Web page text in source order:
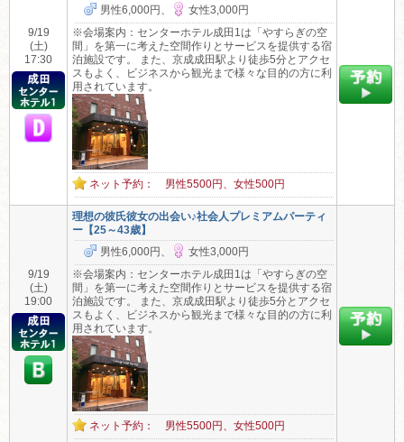
9/19
(土)
17:30
男性6,000円、
女性3,000円
※会場案内：センターホテル成田1は「やすらぎの空
間」を第一に考えた空間作りとサービスを提供する宿
泊施設です。 また、京成成田駅より徒歩5分とアクセ
スもよく、ビジネスから観光まで様々な目的の方に利
用されています。
ネット予約： 男性5500円、女性500円
9/19
(土)
19:00
理想の彼氏彼女の出会い♪社会人プレミアムパーティ
ー【25～43歳】
男性6,000円、
女性3,000円
※会場案内：センターホテル成田1は「やすらぎの空
間」を第一に考えた空間作りとサービスを提供する宿
泊施設です。 また、京成成田駅より徒歩5分とアクセ
スもよく、ビジネスから観光まで様々な目的の方に利
用されています。
ネット予約： 男性5500円、女性500円